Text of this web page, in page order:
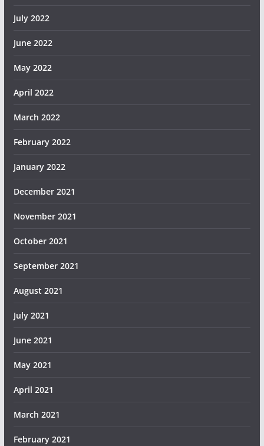
July 2022
June 2022
May 2022
April 2022
March 2022
February 2022
January 2022
December 2021
November 2021
October 2021
September 2021
August 2021
July 2021
June 2021
May 2021
April 2021
March 2021
February 2021